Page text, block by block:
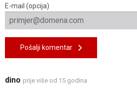
E-mail (opcija)
Pošalji komentar
dino prije više od 15 godina